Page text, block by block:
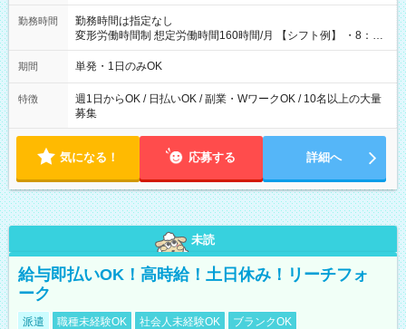
勤務時間
勤務時間は指定なし
変形労働時間制 想定労働時間160時間/月 【シフト例】 ・8：00
～21：00
期間 単発・1日のみOK
特徴
週1日からOK / 日払いOK / 副業・WワークOK / 10名以上の大量
募集
気になる！ 応募する 詳細へ
未読
給与即払いOK！高時給！土日休み！リーチフォ
ーク
派遣 職種未経験OK 社会人未経験OK
ブランクOK